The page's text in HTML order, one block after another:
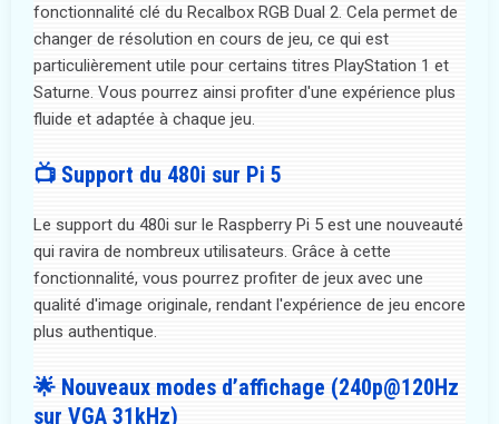
fonctionnalité clé du Recalbox RGB Dual 2. Cela permet de
changer de résolution en cours de jeu, ce qui est
particulièrement utile pour certains titres PlayStation 1 et
Saturne. Vous pourrez ainsi profiter d'une expérience plus
fluide et adaptée à chaque jeu.
📺 Support du 480i sur Pi 5
Le support du 480i sur le Raspberry Pi 5 est une nouveauté
qui ravira de nombreux utilisateurs. Grâce à cette
fonctionnalité, vous pourrez profiter de jeux avec une
qualité d'image originale, rendant l'expérience de jeu encore
plus authentique.
🌟 Nouveaux modes d’affichage (240p@120Hz
sur VGA 31kHz)